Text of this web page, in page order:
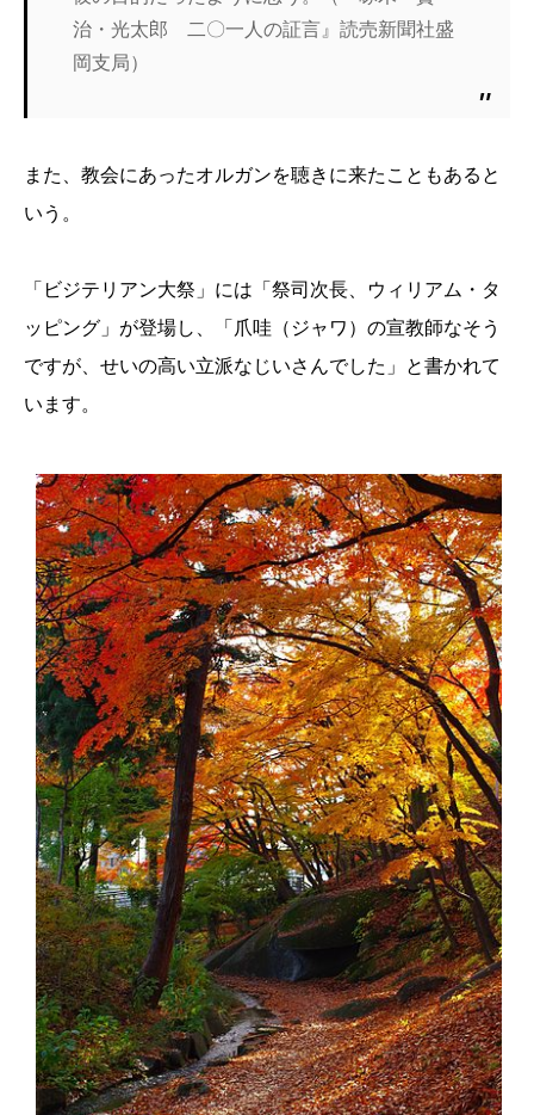
治・光太郎 二〇一人の証言』読売新聞社盛
岡支局）
また、教会にあったオルガンを聴きに来たこともあると
いう。
「ビジテリアン大祭」には「祭司次長、ウィリアム・タ
ッピング」が登場し、「爪哇（ジャワ）の宣教師なそう
ですが、せいの高い立派なじいさんでした」と書かれて
います。